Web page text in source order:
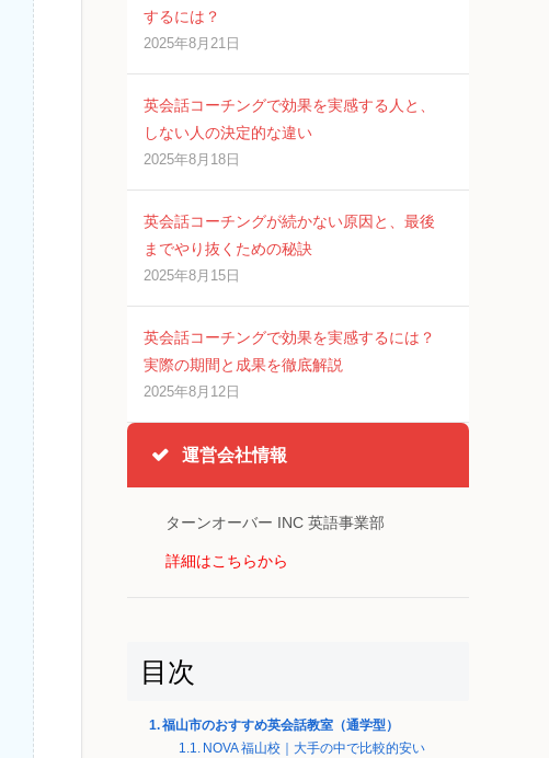
するには？
2025年8月21日
英会話コーチングで効果を実感する人と、
しない人の決定的な違い
2025年8月18日
英会話コーチングが続かない原因と、最後
までやり抜くための秘訣
2025年8月15日
英会話コーチングで効果を実感するには？
実際の期間と成果を徹底解説
2025年8月12日
運営会社情報
ターンオーバー INC 英語事業部
詳細はこちらから
目次
福山市のおすすめ英会話教室（通学型）
NOVA 福山校｜大手の中で比較的安い